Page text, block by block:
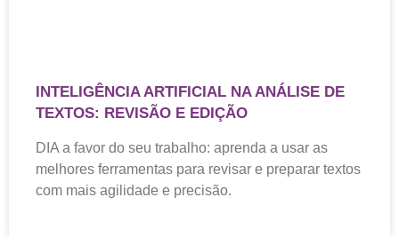
INTELIGÊNCIA ARTIFICIAL NA ANÁLISE DE
TEXTOS: REVISÃO E EDIÇÃO
DIA a favor do seu trabalho: aprenda a usar as
melhores ferramentas para revisar e preparar textos
com mais agilidade e precisão.